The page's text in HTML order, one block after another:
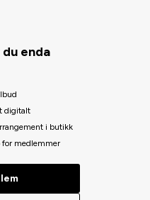
enda
digitalt
i butikk
medlemmer